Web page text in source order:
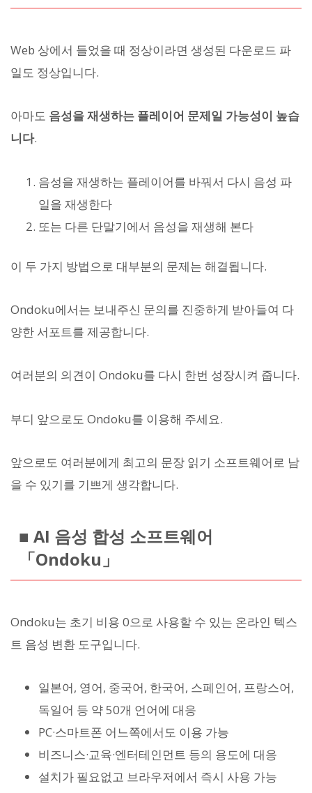
Web 상에서 들었을 때 정상이라면 생성된 다운로드 파
일도 정상입니다.
아마도 음성을 재생하는 플레이어 문제일 가능성이 높습
니다.
음성을 재생하는 플레이어를 바꿔서 다시 음성 파
일을 재생한다
또는 다른 단말기에서 음성을 재생해 본다
이 두 가지 방법으로 대부분의 문제는 해결됩니다.
Ondoku에서는 보내주신 문의를 진중하게 받아들여 다
양한 서포트를 제공합니다.
여러분의 의견이 Ondoku를 다시 한번 성장시켜 줍니다.
부디 앞으로도 Ondoku를 이용해 주세요.
앞으로도 여러분에게 최고의 문장 읽기 소프트웨어로 남
을 수 있기를 기쁘게 생각합니다.
■ AI 음성 합성 소프트웨어
「Ondoku」
Ondoku는 초기 비용 0으로 사용할 수 있는 온라인 텍스
트 음성 변환 도구입니다.
일본어, 영어, 중국어, 한국어, 스페인어, 프랑스어,
독일어 등 약 50개 언어에 대응
PC·스마트폰 어느쪽에서도 이용 가능
비즈니스·교육·엔터테인먼트 등의 용도에 대응
설치가 필요없고 브라우저에서 즉시 사용 가능